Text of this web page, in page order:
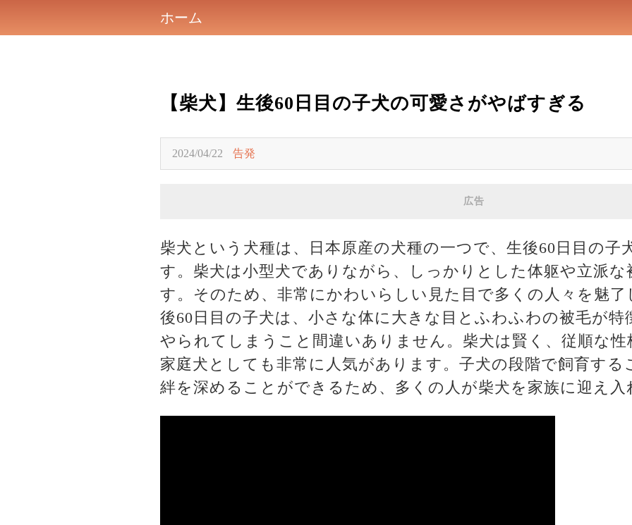
ホーム
【柴犬】生後60日目の子犬の可愛さがやばすぎる
2024/04/22 告発
広告
柴犬という犬種は、日本原産の犬種の一つで、生後60日目の子
す。柴犬は小型犬でありながら、しっかりとした体躯や立派な
す。そのため、非常にかわいらしい見た目で多くの人々を魅了
後60日目の子犬は、小さな体に大きな目とふわふわの被毛が特
やられてしまうこと間違いありません。柴犬は賢く、従順な性
家庭犬としても非常に人気があります。子犬の段階で飼育する
絆を深めることができるため、多くの人が柴犬を家族に迎え入